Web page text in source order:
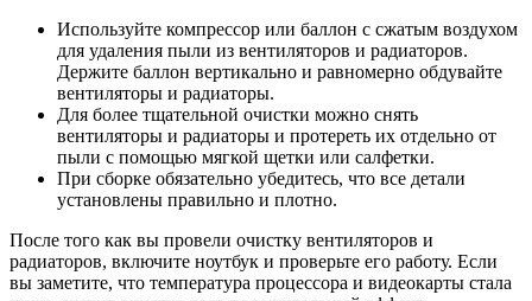
Используйте компрессор или баллон с сжатым воздухом
для удаления пыли из вентиляторов и радиаторов.
Держите баллон вертикально и равномерно обдувайте
вентиляторы и радиаторы.
Для более тщательной очистки можно снять
вентиляторы и радиаторы и протереть их отдельно от
пыли с помощью мягкой щетки или салфетки.
При сборке обязательно убедитесь, что все детали
установлены правильно и плотно.
После того как вы провели очистку вентиляторов и
радиаторов, включите ноутбук и проверьте его работу. Если
вы заметите, что температура процессора и видеокарты стала